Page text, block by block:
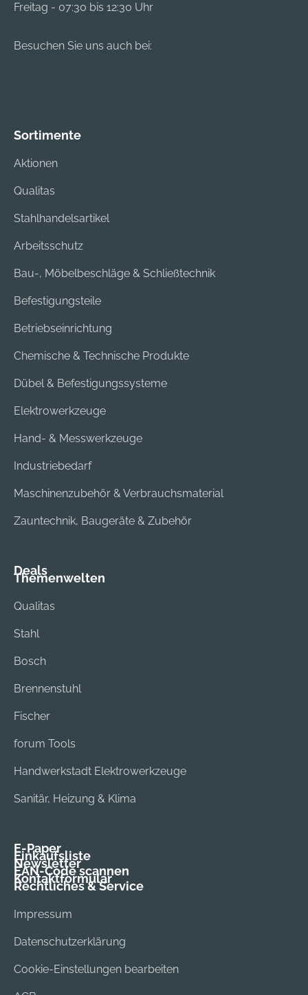
Freitag - 07:30 bis 12:30 Uhr
Besuchen Sie uns auch bei:
Sortimente
Aktionen
Qualitas
Stahlhandelsartikel
Arbeitsschutz
Bau-, Möbelbeschläge & Schließtechnik
Befestigungsteile
Betriebseinrichtung
Chemische & Technische Produkte
Dübel & Befestigungssysteme
Elektrowerkzeuge
Hand- & Messwerkzeuge
Industriebedarf
Maschinenzubehör & Verbrauchsmaterial
Zauntechnik, Baugeräte & Zubehör
Deals
Themenwelten
Qualitas
Stahl
Bosch
Brennenstuhl
Fischer
forum Tools
Handwerkstadt Elektrowerkzeuge
Sanitär, Heizung & Klima
E-Paper
Einkaufsliste
Newsletter
EAN-Code scannen
Kontaktformular
Rechtliches & Service
Impressum
Datenschutzerklärung
Cookie-Einstellungen bearbeiten